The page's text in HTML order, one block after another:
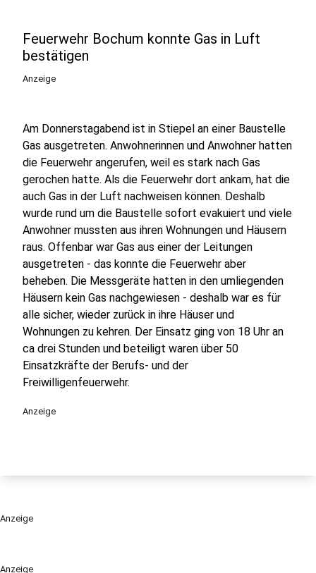
Anzeige
Feuerwehr Bochum konnte Gas in Luft
bestätigen
Anzeige
Am Donnerstagabend ist in Stiepel an einer Baustelle
Gas ausgetreten. Anwohnerinnen und Anwohner hatten
die Feuerwehr angerufen, weil es stark nach Gas
gerochen hatte. Als die Feuerwehr dort ankam, hat die
auch Gas in der Luft nachweisen können. Deshalb
wurde rund um die Baustelle sofort evakuiert und viele
Anwohner mussten aus ihren Wohnungen und Häusern
raus. Offenbar war Gas aus einer der Leitungen
ausgetreten - das konnte die Feuerwehr aber
beheben. Die Messgeräte hatten in den umliegenden
Häusern kein Gas nachgewiesen - deshalb war es für
alle sicher, wieder zurück in ihre Häuser und
Wohnungen zu kehren. Der Einsatz ging von 18 Uhr an
ca drei Stunden und beteiligt waren über 50
Einsatzkräfte der Berufs- und der
Freiwilligenfeuerwehr.
Anzeige
Anzeige